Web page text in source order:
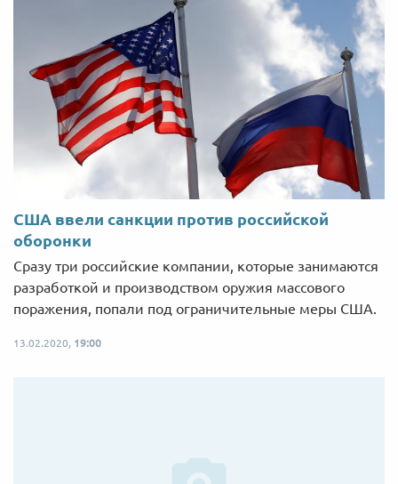
США ввели санкции против российской
оборонки
Сразу три российские компании, которые занимаются
разработкой и производством оружия массового
поражения, попали под ограничительные меры США.
13.02.2020, 19:00